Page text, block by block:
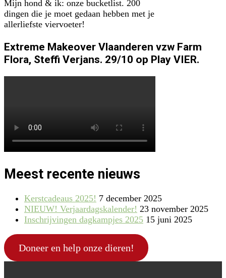
Mijn hond & ik: onze bucketlist. 200
dingen die je moet gedaan hebben met je
allerliefste viervoeter!
Extreme Makeover Vlaanderen vzw Farm
Flora, Steffi Verjans. 29/10 op Play VIER.
Meest recente nieuws
Kerstcadeaus 2025! 7 december 2025
NIEUW! Verjaardagskalender! 23 november 2025
Inschrijvingen dagkampjes 2025 15 juni 2025
Doneer en help onze dieren!